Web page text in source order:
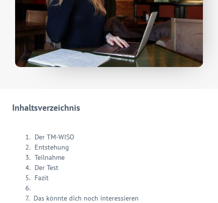
Inhaltsverzeichnis
Der TM-WISO
Entstehung
Teilnahme
Der Test
Fazit
Das könnte dich noch interessieren